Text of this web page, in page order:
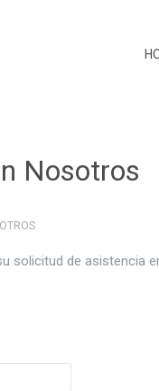
Nosotros
solicitud de asistencia